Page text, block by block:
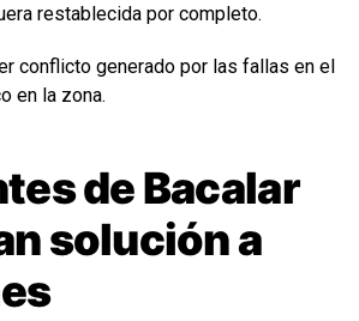
restablecida por completo.
conflicto generado por las fallas en el
en la zona.
de Bacalar
solución a